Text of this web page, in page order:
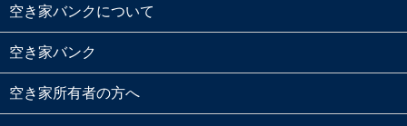
空き家バンクについて
空き家バンク
空き家所有者の方へ